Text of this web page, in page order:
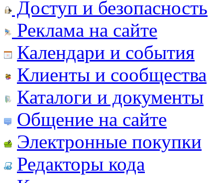
Доступ и безопасность
Реклама на сайте
Календари и события
Клиенты и сообщества
Каталоги и документы
Общение на сайте
Электронные покупки
Редакторы кода